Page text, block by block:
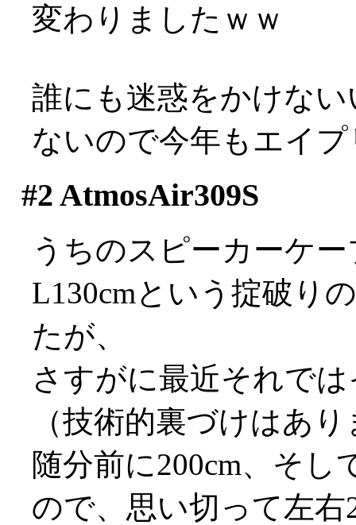
変わりましたｗｗ
誰にも迷惑をかけな
ないので今年もエイ
#2 AtmosAir309S
うちのスピーカーケ
L130cmという掟破り
たが、
さすがに最近それで
（技術的裏づけはあ
随分前に200cm、そし
ので、思い切って左